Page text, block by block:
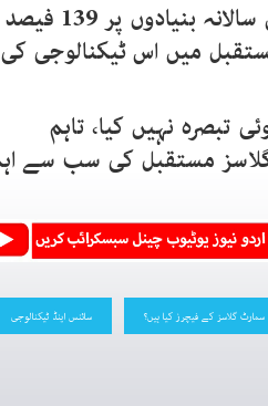
سنہ 2025 کے دوسرے حصے میں اس شعبے میں سالانہ بنیادوں پر 139 فیصد
میں اس ٹیکنالوجی کی
تبصرہ نہیں کیا، تاہم
مستقبل کی سب سے
گلاسز کے فیچرز کیا ہیں؟ سائنس اینڈ ٹیکنالوجی